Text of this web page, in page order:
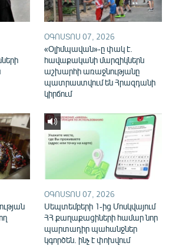
կայքերը
ՕԳՈՍՏՈՍ 07, 2026
«Օլիմպավան»-ը փակ է.
հավաքականի մարզիկներն
աշխարհի առաջնությանը
պատրաստվում են Հրազդանի
կիրճում
ՕԳՈՍՏՈՍ 07, 2026
Սեպտեմբերի 1-ից Մոսկվայում
ՀՀ քաղաքացիների համար նոր
պարտադիր պահանջներ
կգործեն. ինչ է փոխվում